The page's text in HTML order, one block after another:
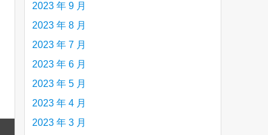
2023 年 9 月
2023 年 8 月
2023 年 7 月
2023 年 6 月
2023 年 5 月
2023 年 4 月
2023 年 3 月